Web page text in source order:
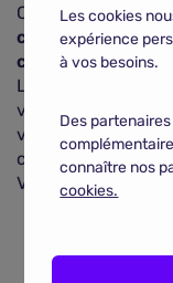
C'est pour vous
concurrence
complète possible
votre disposition
vous suffit de
cliquer pour
VTT les plus
Les cookies
expérience
à vos besoins.
Des
connaître nos
cookies.